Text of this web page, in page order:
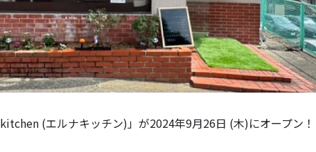
(エルナキッチン)」が2024年9月26日 (木)にオープン！